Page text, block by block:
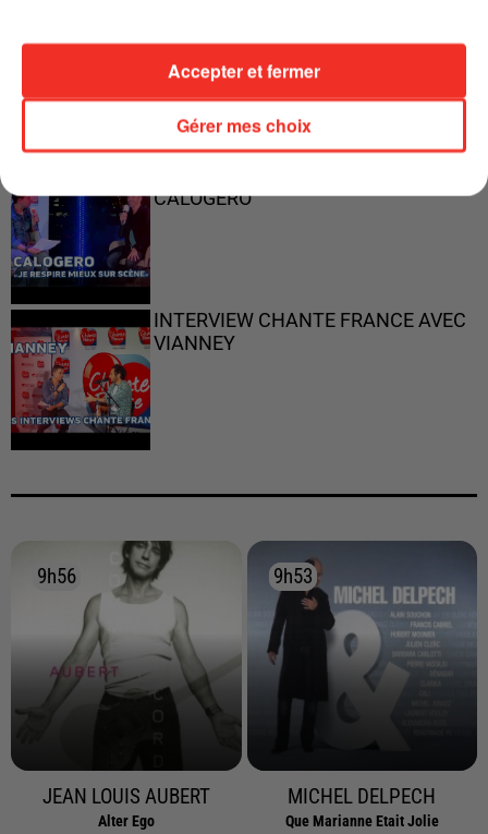
CALOGERO
INTERVIEW CHANTE FRANCE AVEC
VIANNEY
9h56
9h56
JEAN LOUIS AUBERT
Alter Ego
9h53
9h53
MICHEL DELPECH
Que Marianne Etait Jolie
Gérer mes choix
Accepter et fermer